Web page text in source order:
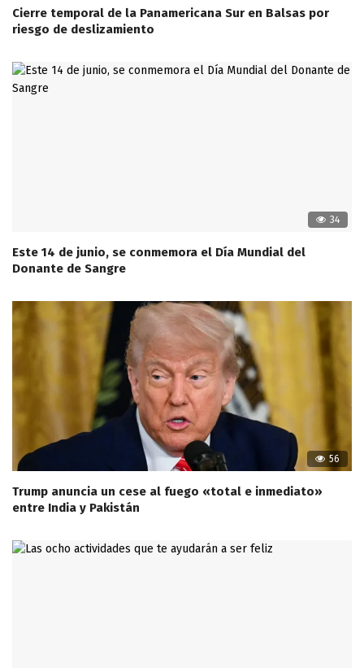
Cierre temporal de la Panamericana Sur en Balsas por
riesgo de deslizamiento
34
Este 14 de junio, se conmemora el Día Mundial del
Donante de Sangre
56
Trump anuncia un cese al fuego «total e inmediato»
entre India y Pakistán